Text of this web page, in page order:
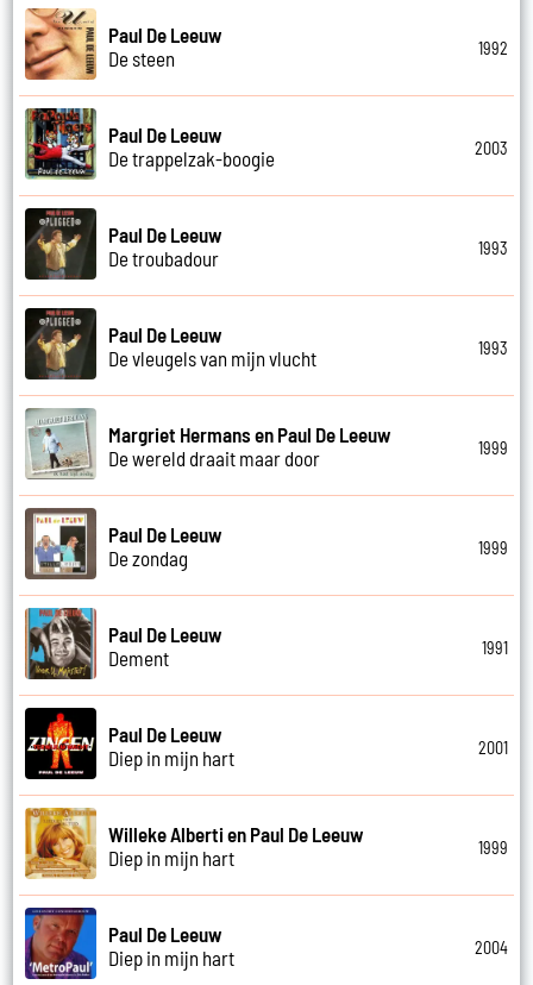
Paul De Leeuw
De steen
1992
Paul De Leeuw
De trappelzak-boogie
2003
Paul De Leeuw
De troubadour
1993
Paul De Leeuw
De vleugels van mijn vlucht
1993
Margriet Hermans en Paul De Leeuw
De wereld draait maar door
1999
Paul De Leeuw
De zondag
1999
Paul De Leeuw
Dement
1991
Paul De Leeuw
Diep in mijn hart
2001
Willeke Alberti en Paul De Leeuw
Diep in mijn hart
1999
Paul De Leeuw
Diep in mijn hart
2004